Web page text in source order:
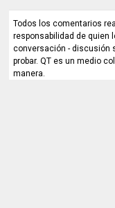
Todos los comentarios
responsabilidad de quien
conversación - discusión
probar. QT es un medio
manera.